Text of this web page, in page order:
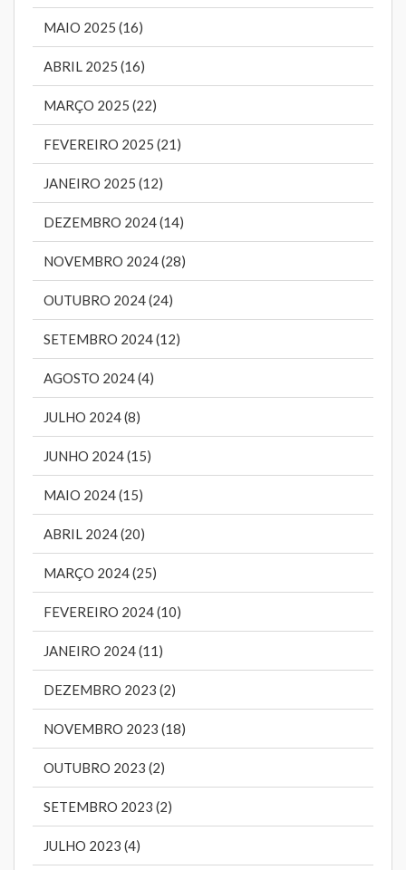
MAIO 2025 (16)
ABRIL 2025 (16)
MARÇO 2025 (22)
FEVEREIRO 2025 (21)
JANEIRO 2025 (12)
DEZEMBRO 2024 (14)
NOVEMBRO 2024 (28)
OUTUBRO 2024 (24)
SETEMBRO 2024 (12)
AGOSTO 2024 (4)
JULHO 2024 (8)
JUNHO 2024 (15)
MAIO 2024 (15)
ABRIL 2024 (20)
MARÇO 2024 (25)
FEVEREIRO 2024 (10)
JANEIRO 2024 (11)
DEZEMBRO 2023 (2)
NOVEMBRO 2023 (18)
OUTUBRO 2023 (2)
SETEMBRO 2023 (2)
JULHO 2023 (4)